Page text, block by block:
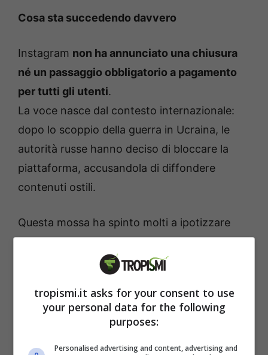
Cosa sta succedendo davvero
Instagram non ha annunciato una chiusura
né un passaggio obbligatorio a pagamento
per tutti gli utenti.
La voce nasce dal contesto internazionale:
dopo lo scoppio della guerra in Ucraina, le
autorità russe hanno deciso di bloccare la
piattaforma, accusandola di diffondere
contenuti ostili.
Questa mossa ha spinto molti a ipotizzare
che Meta, colpita dalla perdita di un mercato
importante, stia cercando nuove strategie di
Instagram a pagamento: ecco come
tropismi.it asks for your consent to use
your personal data for the following
purposes:
Personalised advertising and content, advertising and